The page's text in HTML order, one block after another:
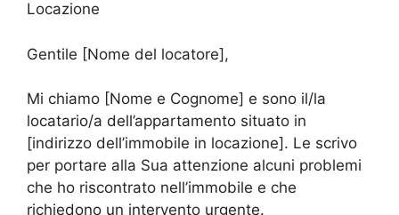
Locazione
Gentile [Nome del locatore],
Mi chiamo [Nome e Cognome] e sono il/la
locatario/a dell’appartamento situato in
[indirizzo dell’immobile in locazione]. Le scrivo
per portare alla Sua attenzione alcuni problemi
che ho riscontrato nell’immobile e che
richiedono un intervento urgente.